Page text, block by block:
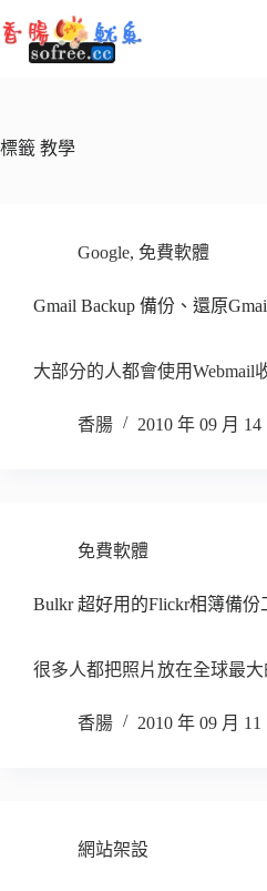
至
容
標籤 教學
Google, 免費軟體
Gmail Backup 備份、還原
大部分的人都會使用Webmail
香腸 2010 年 09 月 14
免費軟體
Bulkr 超好用的Flickr相簿備份
很多人都把照片放在全球最
香腸 2010 年 09 月 11
網站架設